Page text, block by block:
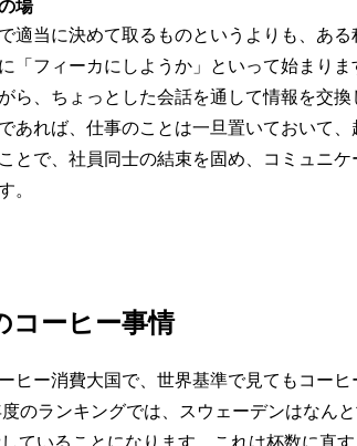
場
適当に決めて取るものというよりも、あ
「フィーカにしようか」といって始まり
ら、ちょっとした会話を通して情報を交
あれば、仕事のことは一旦置いておいて
とで、社員同士の結束を固め、コミュニ
。
コーヒー事情
ヒー消費大国で、世界基準で見てもコー
のランキングでは、スウェーデンはなん
ていることになります。これは杯数に直